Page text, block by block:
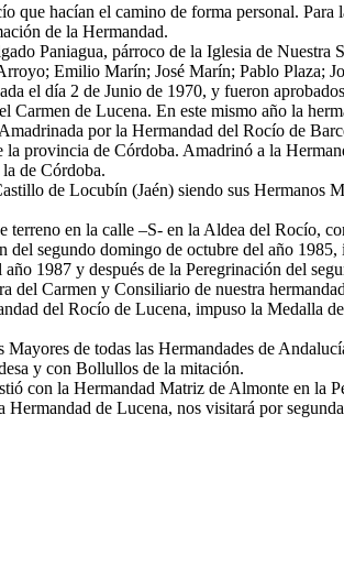
que hacían el camino de forma personal.
de la Hermandad.
Paniagua, párroco de la Iglesia de Nuestra
Emilio Marín; José Marín; Pablo Plaza;
el día 2 de Junio de 1970, y fueron
Carmen de Lucena. En este mismo año la
por la Hermandad del Rocío de
provincia de Córdoba. Amadrinó a la
de Córdoba.
de Locubín (Jaén) siendo sus
en la calle –S- en la Aldea del Rocío,
del segundo domingo de octubre del año
1987 y después de la Peregrinación del
del Carmen y Consiliario de nuestra
del Rocío de Lucena, impuso la Medalla
de todas las Hermandades de
y con Bollullos de la mitación.
con la Hermandad Matriz de Almonte en la
de Lucena, nos visitará por